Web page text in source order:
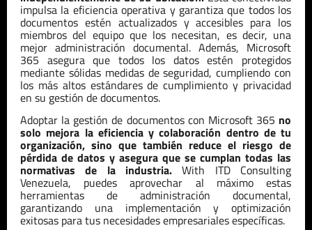
impulsa la eficiencia operativa y garantiza que todos los
documentos estén actualizados y accesibles para los
miembros del equipo que los necesitan, es decir, una
mejor administración documental. Además, Microsoft
365 asegura que todos los datos estén protegidos
mediante sólidas medidas de seguridad, cumpliendo con
los más altos estándares de cumplimiento y privacidad
en su gestión de documentos.
Adoptar la gestión de documentos con Microsoft 365 no
solo mejora la eficiencia y colaboración dentro de tu
organización, sino que también reduce el riesgo de
pérdida de datos y asegura que se cumplan todas las
normativas de la industria. With ITD Consulting
Venezuela, puedes aprovechar al máximo estas
herramientas de administración documental,
garantizando una implementación y optimización
exitosas para tus necesidades empresariales específicas.